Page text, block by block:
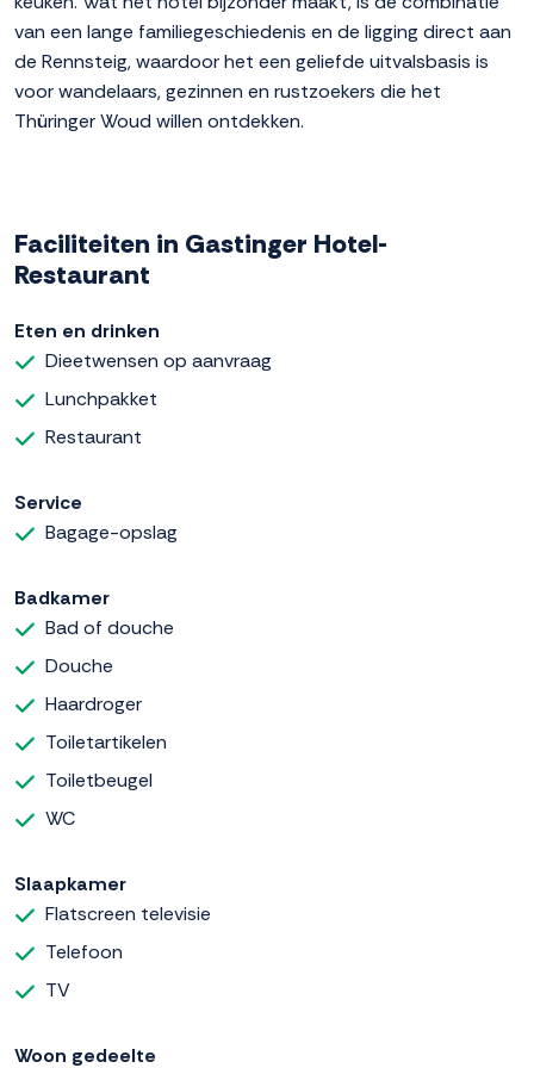
van een lange familiegeschiedenis en de ligging direct aan
de Rennsteig, waardoor het een geliefde uitvalsbasis is
voor wandelaars, gezinnen en rustzoekers die het
Thüringer Woud willen ontdekken.
Faciliteiten in Gastinger Hotel-
Restaurant
Eten en drinken
Dieetwensen op aanvraag
Lunchpakket
Restaurant
Service
Bagage-opslag
Badkamer
Bad of douche
Douche
Haardroger
Toiletartikelen
Toiletbeugel
WC
Slaapkamer
Flatscreen televisie
Telefoon
TV
Woon gedeelte